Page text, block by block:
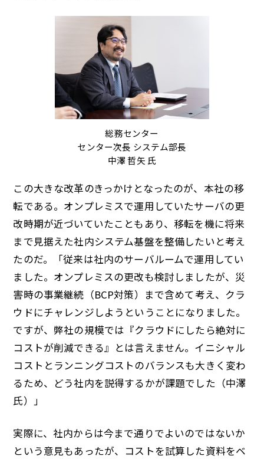
総務センター
センター次長 システム部長
中澤 哲矢 氏
この大きな改革のきっかけとなったのが、本社の移
転である。オンプレミスで運用していたサーバの更
改時期が近づいていたこともあり、移転を機に将来
まで見据えた社内システム基盤を整備したいと考え
たのだ。「従来は社内のサーバルームで運用してい
ました。オンプレミスの更改も検討しましたが、災
害時の事業継続（BCP対策）まで含めて考え、クラ
ウドにチャレンジしようということになりました。
ですが、弊社の規模では『クラウドにしたら絶対に
コストが削減できる』とは言えません。イニシャル
コストとランニングコストのバランスも大きく変わ
るため、どう社内を説得するかが課題でした（中澤
氏）」
実際に、社内からは今まで通りでよいのではないか
という意見もあったが、コストを試算した資料をベ